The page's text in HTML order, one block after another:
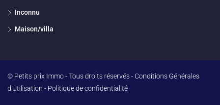
Inconnu
Maison/villa
© Petits prix Immo - Tous droits réservés - Conditions Générales
d'Utilisation - Politique de confidentialité